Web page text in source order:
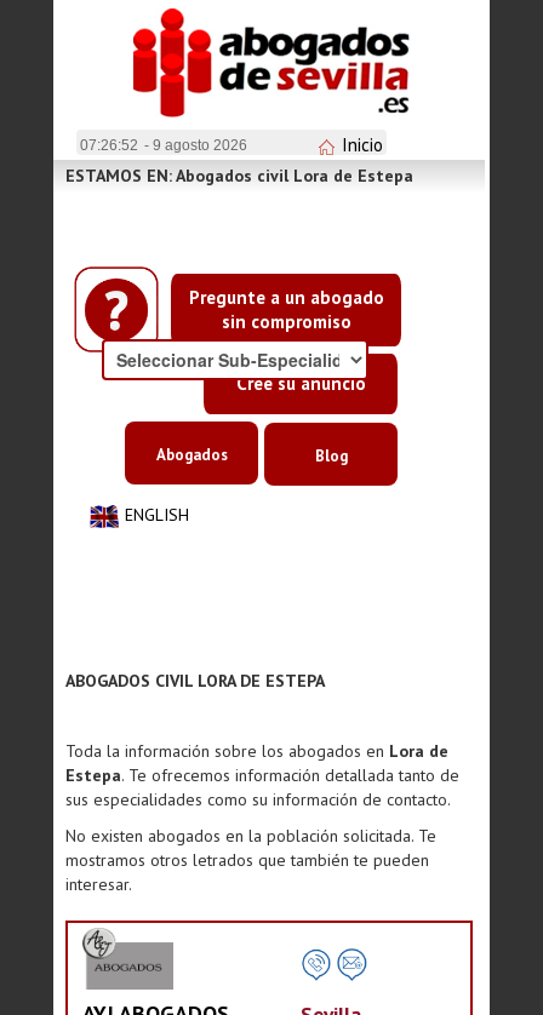
07:26:52 - 9 agosto 2026 Inicio
Pregunte a un abogado
sin compromiso
Cree su anuncio
ESTAMOS EN: Abogados civil Lora de Estepa
ENGLISH
Abogados Blog
ABOGADOS CIVIL LORA DE ESTEPA
Toda la información sobre los abogados en Lora de
Estepa. Te ofrecemos información detallada tanto de
sus especialidades como su información de contacto.
No existen abogados en la población solicitada. Te
mostramos otros letrados que también te pueden
interesar.